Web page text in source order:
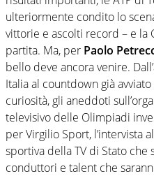
sanno che troveranno
zero faziosità. La
giornalisti ed esperti di
rimessa quando
verso la rete, sia nella
creano contenuti
ulteriormente condito lo
vittorie e ascolti record – e la
partita. Ma, per Paolo
bello deve ancora venire.
Italia al countdown già
curiosità, gli aneddoti
televisivo delle Olimpiadi
per Virgilio Sport, l’intervista
sportiva della TV di Stato che
conduttori e talent che